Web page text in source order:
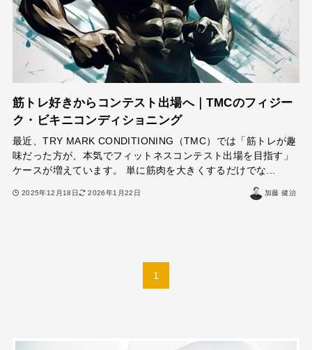
筋トレ好きからコンテスト出場へ｜TMCのフィジー
ク・ビキニコンディショニング
最近、TRY MARK CONDITIONING（TMC）では「筋トレが趣
味だった方が、本気でフィットネスコンテスト出場を目指す」
ケースが増えています。 単に筋肉を大きくするだけでな...
2025年12月18日 2026年1月22日 加藤 健治
1